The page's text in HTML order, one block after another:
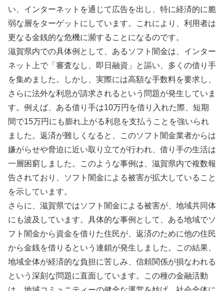
い、インターネットを通じて広告を出し、特に経済的に脆
弱な層をターゲットにしています。これにより、利用者は
更なる金銭的な危機に瀕することになるのです。
滋賀県内での具体例として、あるソフト闇金は、インター
ネット上で「審査なし、即日融資」と謳い、多くの借り手
を集めました。しかし、実際には高額な手数料を要求し、
さらに法外な利息が請求されるという問題が発生していま
す。例えば、ある借り手は10万円を借り入れた際、短期
間で15万円にも膨れ上がる利息を支払うことを強いられ
ました。返済が難しくなると、このソフト闇金業者からは
嫌がらせや脅迫に近い取り立てが行われ、借り手の生活は
一層困窮しました。このような事例は、滋賀県内で複数報
告されており、ソフト闇金による被害が拡大していること
を示しています。
さらに、滋賀県ではソフト闇金による被害が、地域共同体
にも波及しています。具体的な事例として、ある地域でソ
フト闇金から資金を借りた住民が、返済のために他の住民
から金銭を借りるという連鎖が発生しました。この結果、
地域全体が経済的な負担に苦しみ、信頼関係が損なわれる
という深刻な問題に直面しています。この種の金融活動